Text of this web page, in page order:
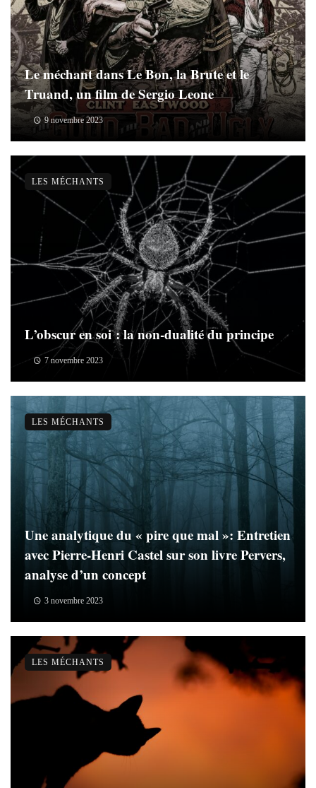
Le méchant dans Le Bon, la Brute et le
Truand, un film de Sergio Leone
9 novembre 2023
L’obscur en soi : la non-dualité du principe
7 novembre 2023
LES MÉCHANTS
Une analytique du « pire que mal »: Entretien
avec Pierre-Henri Castel sur son livre Pervers,
analyse d’un concept
3 novembre 2023
LES MÉCHANTS
LES MÉCHANTS